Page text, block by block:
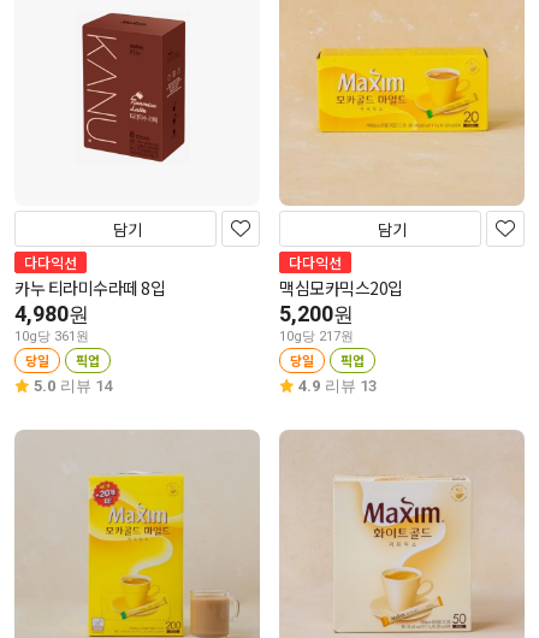
담기
다다익선
카누 티라미수라떼 8입
4,980원
10g당 361원
당일 픽업
5.0 리뷰 14
담기
다다익선
맥심모카믹스20입
5,200원
10g당 217원
당일 픽업
4.9 리뷰 13